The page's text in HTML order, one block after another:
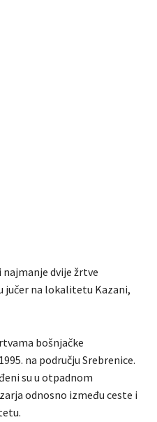
dvije žrtve
jučer na lokalitetu Kazani,
bošnjačke
na području Srebrenice.
su u otpadnom
odnosno između ceste i